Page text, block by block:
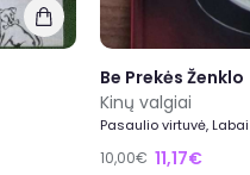
Be Prekės Ženklo
Kinų valgiai
Pasaulio virtuvė,
10,00€ 11,17€